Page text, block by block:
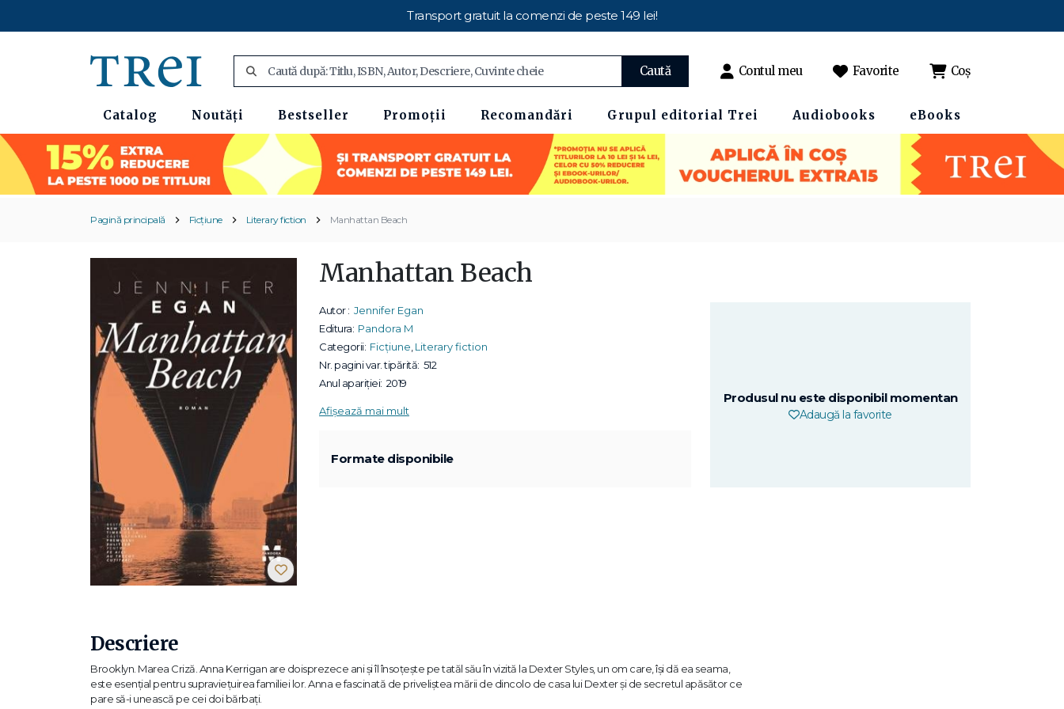
Transport gratuit la comenzi de peste 149 lei!
Caută Contul meu Favorite Coș
Catalog Noutăți Bestseller Promoții Recomandări Grupul editorial Trei Audiobooks eBooks
Pagină principală Ficțiune Literary fiction Manhattan Beach
Manhattan Beach
Autor : Jennifer Egan
Editura: Pandora M
Categorii: Ficțiune Literary fiction
Nr. pagini var. tipărită: 512
Anul apariției: 2019
Afișează mai mult
Formate disponibile
Produsul nu este disponibil momentan
Adaugă la favorite
Descriere
Brooklyn. Marea Criză. Anna Kerrigan are doisprezece ani și îl însoțește pe tatăl său în vizită la Dexter Styles, un om care, își dă ea seama,
este esențial pentru supraviețuirea familiei lor. Anna e fascinată de priveliștea mării de dincolo de casa lui Dexter și de secretul apăsător ce
pare să-i unească pe cei doi bărbați.